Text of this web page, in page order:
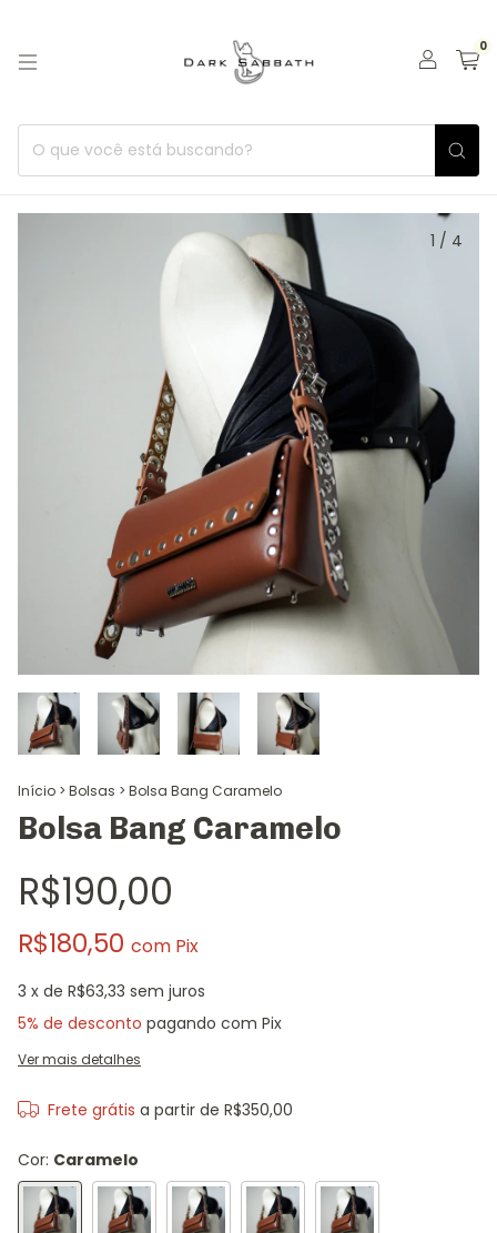
0
1 / 4
Início > Bolsas > Bolsa Bang Caramelo
Bolsa Bang Caramelo
R$190,00
R$180,50 com Pix
3 x de R$63,33 sem juros
5% de desconto pagando com Pix
Ver mais detalhes
Frete grátis a partir de R$350,00
Cor: Caramelo